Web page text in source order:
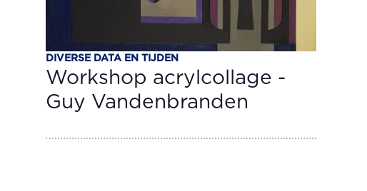
DIVERSE DATA EN TIJDEN
Workshop acrylcollage -
Guy Vandenbranden